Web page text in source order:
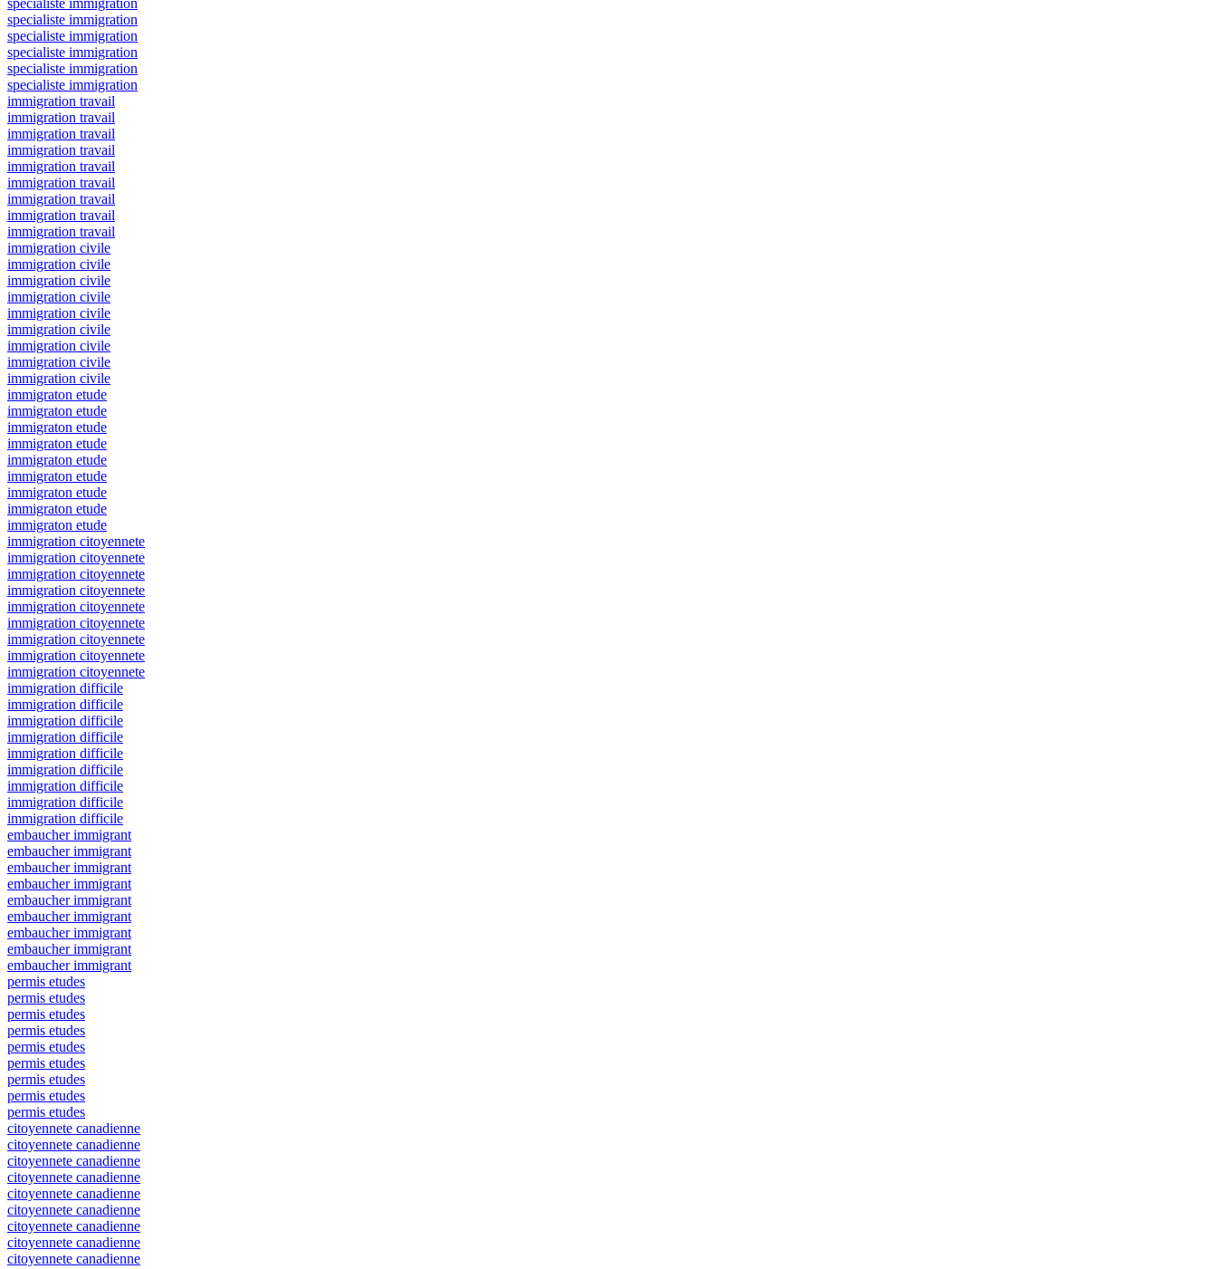
specialiste immigration
specialiste immigration
specialiste immigration
specialiste immigration
specialiste immigration
immigration travail
immigration travail
immigration travail
immigration travail
immigration travail
immigration travail
immigration travail
immigration travail
immigration travail
immigration civile
immigration civile
immigration civile
immigration civile
immigration civile
immigration civile
immigration civile
immigration civile
immigration civile
immigraton etude
immigraton etude
immigraton etude
immigraton etude
immigraton etude
immigraton etude
immigraton etude
immigraton etude
immigraton etude
immigration citoyennete
immigration citoyennete
immigration citoyennete
immigration citoyennete
immigration citoyennete
immigration citoyennete
immigration citoyennete
immigration citoyennete
immigration citoyennete
immigration difficile
immigration difficile
immigration difficile
immigration difficile
immigration difficile
immigration difficile
immigration difficile
immigration difficile
immigration difficile
embaucher immigrant
embaucher immigrant
embaucher immigrant
embaucher immigrant
embaucher immigrant
embaucher immigrant
embaucher immigrant
embaucher immigrant
embaucher immigrant
permis etudes
permis etudes
permis etudes
permis etudes
permis etudes
permis etudes
permis etudes
permis etudes
permis etudes
citoyennete canadienne
citoyennete canadienne
citoyennete canadienne
citoyennete canadienne
citoyennete canadienne
citoyennete canadienne
citoyennete canadienne
citoyennete canadienne
citoyennete canadienne